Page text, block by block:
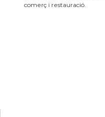
comerç i restauració.